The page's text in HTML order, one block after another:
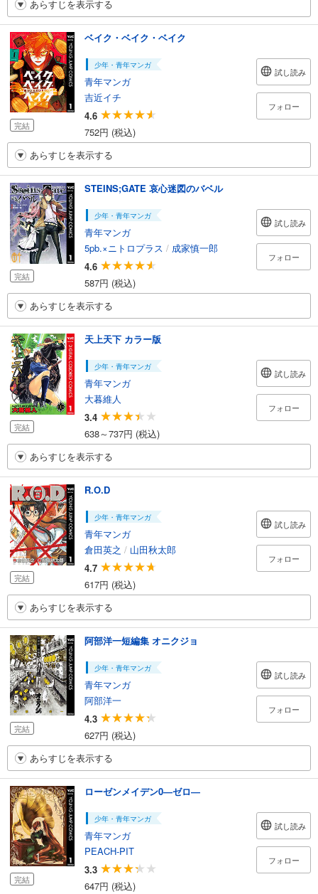
あらすじを表示する
完結
ベイク・ベイク・ベイク
少年・青年マンガ
青年マンガ
吉近イチ
4.6
752円 (税込)
試し読み
フォロー
あらすじを表示する
完結
STEINS;GATE 哀心迷図のバベル
少年・青年マンガ
青年マンガ
5pb.×ニトロプラス / 成家慎一郎
4.6
587円 (税込)
試し読み
フォロー
あらすじを表示する
完結
天上天下 カラー版
少年・青年マンガ
青年マンガ
大暮維人
3.4
638～737円 (税込)
試し読み
フォロー
あらすじを表示する
完結
R.O.D
少年・青年マンガ
青年マンガ
倉田英之 / 山田秋太郎
4.7
617円 (税込)
試し読み
フォロー
あらすじを表示する
完結
阿部洋一短編集 オニクジョ
少年・青年マンガ
青年マンガ
阿部洋一
4.3
627円 (税込)
試し読み
フォロー
あらすじを表示する
完結
ローゼンメイデン0―ゼロ―
少年・青年マンガ
青年マンガ
PEACH-PIT
3.3
647円 (税込)
試し読み
フォロー